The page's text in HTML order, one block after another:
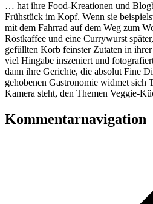
… hat ihre Food-Kreationen und
Frühstück im Kopf. Wenn sie
mit dem Fahrrad auf dem Weg zum
Röstkaffee und eine Currywurst
gefüllten Korb feinster Zutaten in
viel Hingabe inszeniert und
dann ihre Gerichte, die absolut Fine
gehobenen Gastronomie widmet sich
Kamera steht, den Themen Veggie-
Kommentarnavigation